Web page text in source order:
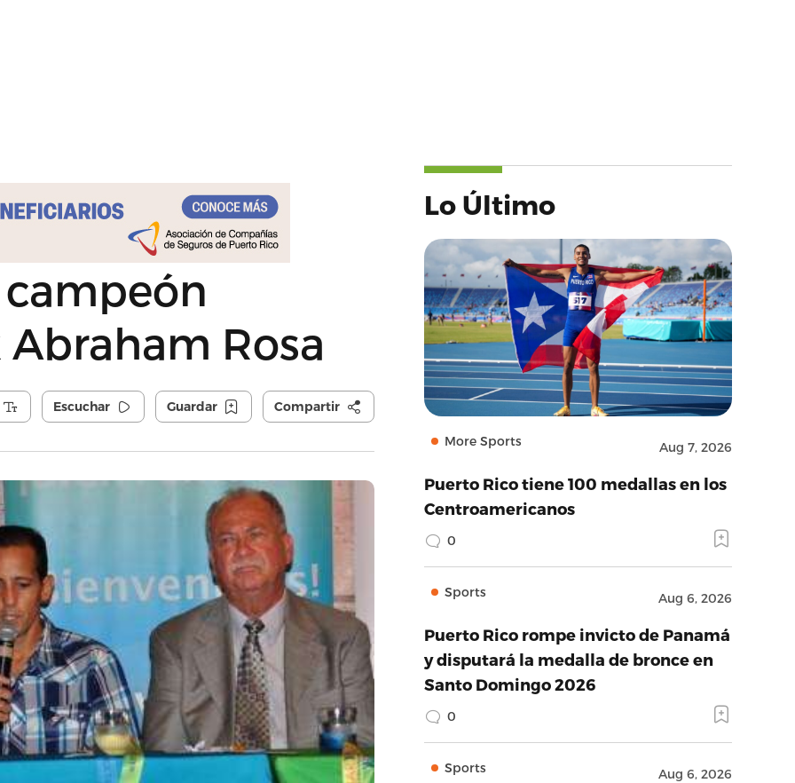
Rosa
Escuchar Guardar Compartir
Lo Último
More Sports Aug 7, 2026
Puerto Rico tiene 100 medallas en los
Centroamericanos
0
Sports Aug 6, 2026
Puerto Rico rompe invicto de Panamá
y disputará la medalla de bronce en
Santo Domingo 2026
0
Sports Aug 6, 2026